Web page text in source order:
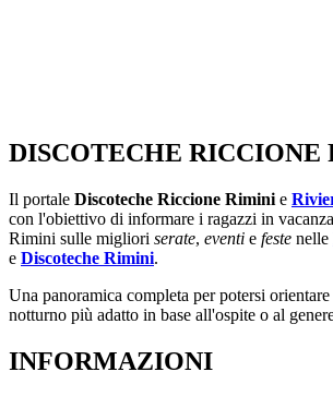
DISCOTECHE
Il portale Discoteche Riccione Rimini e
con l'obiettivo di informare i ragazzi in
Rimini sulle migliori serate, eventi e feste nelle
e Discoteche Rimini.
Una panoramica completa per potersi
notturno più adatto in base all'ospite o al
INFORMAZIONI